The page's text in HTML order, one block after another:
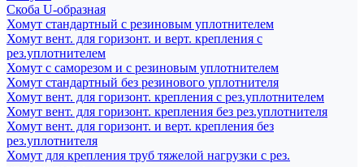
Скоба U-образная
Хомут стандартный с резиновым уплотнителем
Хомут вент. для горизонт. и верт. крепления с
рез.уплотнителем
Хомут с саморезом и с резиновым уплотнителем
Хомут стандартный без резинового уплотнителя
Хомут вент. для горизонт. крепления с рез.уплотнителем
Хомут вент. для горизонт. крепления без рез.уплотнителя
Хомут вент. для горизонт. и верт. крепления без
рез.уплотнителя
Хомут для крепления труб тяжелой нагрузки с рез.